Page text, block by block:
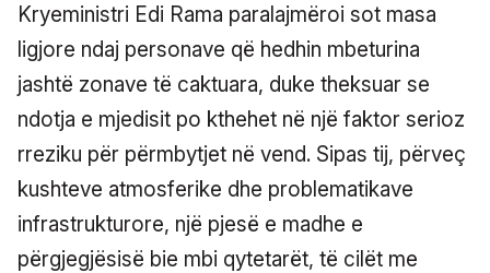
Kryeministri Edi Rama paralajmëroi sot masa
ligjore ndaj personave që hedhin mbeturina
jashtë zonave të caktuara, duke theksuar se
ndotja e mjedisit po kthehet në një faktor serioz
rreziku për përmbytjet në vend. Sipas tij, përveç
kushteve atmosferike dhe problematikave
infrastrukturore, një pjesë e madhe e
përgjegjësisë bie mbi qytetarët, të cilët me